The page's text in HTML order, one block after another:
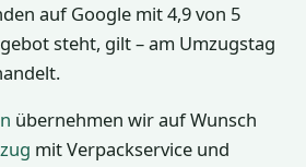
auf Google mit 4,9 von 5
steht, gilt – am Umzugstag
übernehmen wir auf Wunsch
mit Verpackservice und